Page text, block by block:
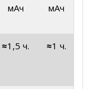
мАч
мАч
≈1,5 ч. ≈1 ч.